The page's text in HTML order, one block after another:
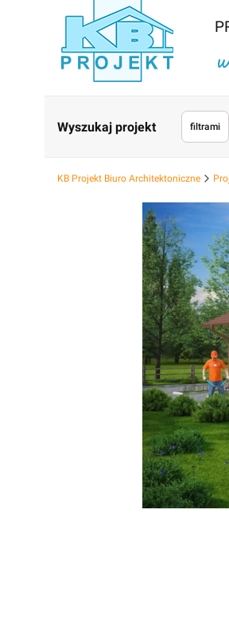
Wyszukaj projekt filtrami
KB Projekt Biuro Architektoniczne